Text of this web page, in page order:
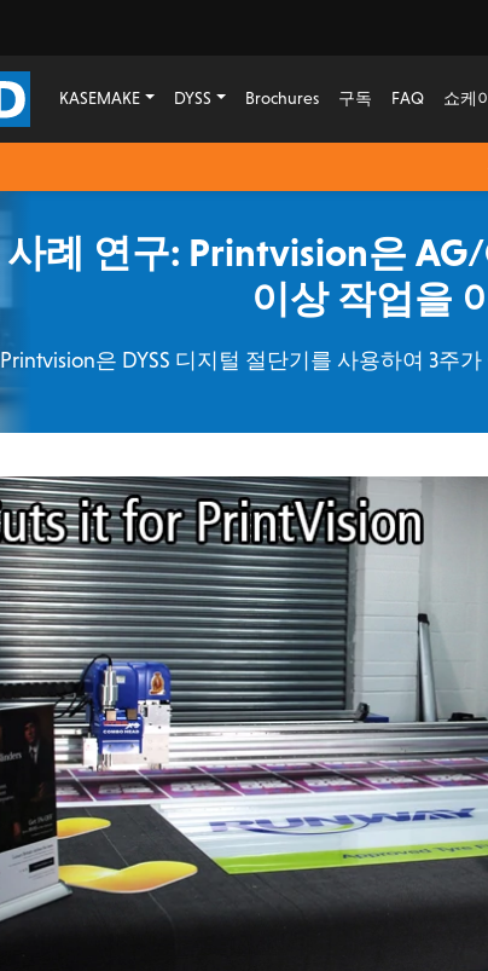
KASEMAKE DYSS Brochures 구독 FAQ 쇼케
사례 연구: Printvision은
이상 작업을
Printvision은 DYSS 디지털 절단기를 사용하여 3주